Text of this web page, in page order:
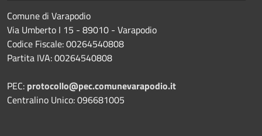
Comune di Varapodio
Via Umberto I 15 - 89010 - Varapodio
Codice Fiscale: 00264540808
Partita IVA: 00264540808
PEC: protocollo@pec.comunevarapodio.it
Centralino Unico: 096681005